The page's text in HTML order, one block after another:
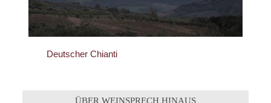
Deutscher Chianti
ÜBER WEINSPRECH HINAUS